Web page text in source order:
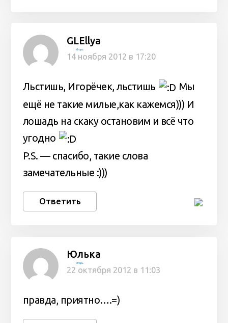
GLEllya
Игорь
14 ноября 2012 в 17:20
Льстишь, Игорёчек, льстишь
Мы
ещё не такие милые,как кажемся))) И
лошадь на скаку остановим и всё что
угодно
P.S. — спасибо, такие слова
замечательные :)))
Ответить
Юлька
Игорь
22 октября 2012 в 11:03
правда, приятно….=)